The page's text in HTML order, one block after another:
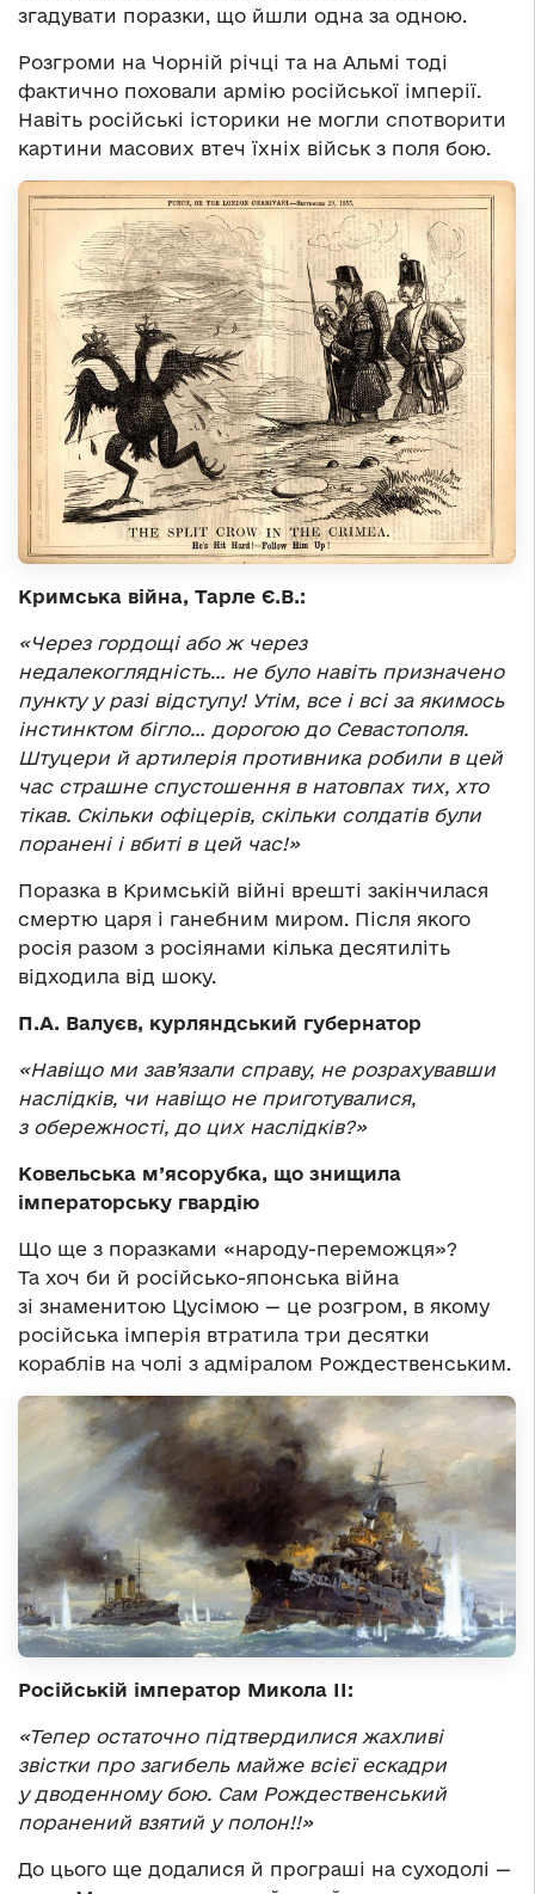
згадувати поразки, що йшли одна за одною.
Розгроми на Чорній річці та на Альмі тоді
фактично поховали армію російської імперії.
Навіть російські історики не могли спотворити
картини масових втеч їхніх військ з поля бою.
Кримська війна, Тарле Є.В.:
«Через гордощі або ж через
недалекоглядність… не було навіть призначено
пункту у разі відступу! Утім, все і всі за якимось
інстинктом бігло… дорогою до Севастополя.
Штуцери й артилерія противника робили в цей
час страшне спустошення в натовпах тих, хто
тікав. Скільки офіцерів, скільки солдатів були
поранені і вбиті в цей час!»
Поразка в Кримській війні врешті закінчилася
смертю царя і ганебним миром. Після якого
росія разом з росіянами кілька десятиліть
відходила від шоку.
П.А. Валуєв, курляндський губернатор
«Навіщо ми зав’язали справу, не розрахувавши
наслідків, чи навіщо не приготувалися,
з обережності, до цих наслідків?»
Ковельська м’ясорубка, що знищила
імператорську гвардію
Що ще з поразками «народу-переможця»?
Та хоч би й російсько-японська війна
зі знаменитою Цусімою — це розгром, в якому
російська імперія втратила три десятки
кораблів на чолі з адміралом Рождественським.
Російській імператор Микола ІІ:
«Тепер остаточно підтвердилися жахливі
звістки про загибель майже всієї ескадри
у дводенному бою. Сам Рождественський
поранений взятий у полон!!»
До цього ще додалися й програші на суходолі —